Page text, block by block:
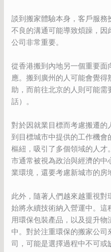
談到搬家體驗本身，客戶服務
不良的溝通可能導致煩躁，
公司非常重要。
從香港搬到內地另一個重要面
應。搬到廣州的人可能會覺
助，而前往北京的人則可能需
話）。
對於因就業目標而考慮搬遷
到目標城市中提供的工作機
樞紐，吸引了多個領域的人
市通常被視為政治與經濟的
業環境，還要考慮新城市的房
此外，隨著人們越來越重視
始將永續技術納入營運中。
用環保包裝產品，以及提升
中。對於注重環保的搬家公
司，可能是選擇過程中不可或